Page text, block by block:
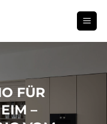
FÜR
–